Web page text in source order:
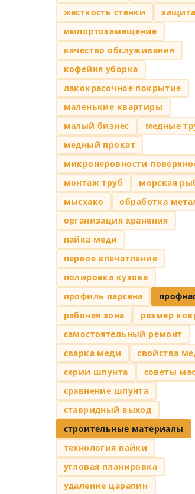
жесткость стенки
импортозамещение
качество обслуживания
кофейня уборка
лакокрасочное покрытие
маленькие квартиры
малый бизнес
медные
медный прокат
микронеровности
монтаж труб
морская
мысхако
обработка
организация хранения
пайка меди
первое впечатление
полировка кузова
профиль ларсена
рабочая зона
размер
самостоятельный ремонт
сварка меди
свойства
серии шпунта
советы
сравнение шпунта
ставридный выход
строительные материалы
технология пайки
угловая планировка
удаление царапин